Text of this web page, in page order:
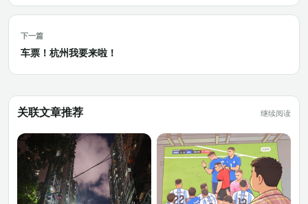
下一篇
车票！杭州我要来啦！
关联文章推荐 继续阅读